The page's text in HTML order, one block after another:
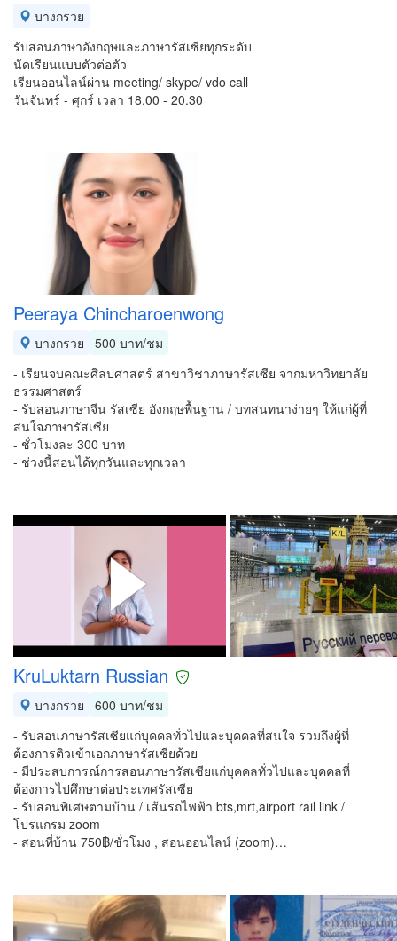
บางกรวย
รับสอนภาษาอังกฤษและภาษารัสเซียทุกระดับ
นัดเรียนแบบตัวต่อตัว
เรียนออนไลน์ผ่าน meeting/ skype/ vdo call
วันจันทร์ - ศุกร์ เวลา 18.00 - 20.30
Peeraya Chincharoenwong
บางกรวย
500 บาท/ชม
- เรียนจบคณะศิลปศาสตร์ สาขาวิชาภาษารัสเซีย จากมหาวิทยาลัย
ธรรมศาสตร์
- รับสอนภาษาจีน รัสเซีย อังกฤษพื้นฐาน / บทสนทนาง่ายๆ ให้แก่ผู้ที่
สนใจภาษารัสเซีย
- ชั่วโมงละ 300 บาท
- ช่วงนี้สอนได้ทุกวันและทุกเวลา
KruLuktarn Russian
บางกรวย
600 บาท/ชม
- รับสอนภาษารัสเซียแก่บุคคลทั่วไปและบุคคลที่สนใจ รวมถึงผู้ที่
ต้องการติวเข้าเอกภาษารัสเซียด้วย
- มีประสบการณ์การสอนภาษารัสเซียแก่บุคคลทั่วไปและบุคคลที่
ต้องการไปศึกษาต่อประเทศรัสเซีย
- รับสอนพิเศษตามบ้าน / เส้นรถไฟฟ้า bts,mrt,airport rail link /
โปรแกรม zoom
- สอนที่บ้าน 750฿/ชั่วโมง , สอนออนไลน์ (zoom)…